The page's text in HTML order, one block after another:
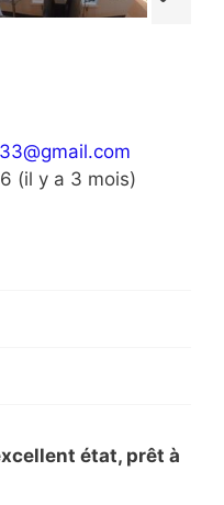
(il y a 3 mois)
état, prêt à